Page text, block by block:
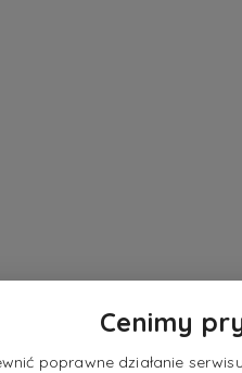
Cenimy
poprawne działanie